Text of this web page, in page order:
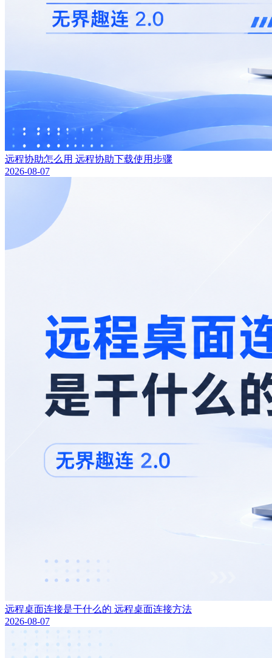
远程协助怎么用 远程协助下载使用步骤
2026-08-07
远程桌面连接是干什么的 远程桌面连接方法
2026-08-07